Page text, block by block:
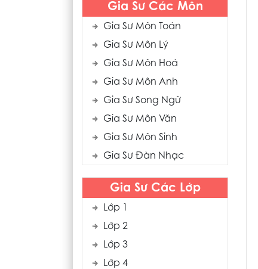
Gia Sư Các Môn
Gia Sư Môn Toán
Gia Sư Môn Lý
Gia Sư Môn Hoá
Gia Sư Môn Anh
Gia Sư Song Ngữ
Gia Sư Môn Văn
Gia Sư Môn Sinh
Gia Sư Đàn Nhạc
Gia Sư Các Lớp
Lớp 1
Lớp 2
Lớp 3
Lớp 4